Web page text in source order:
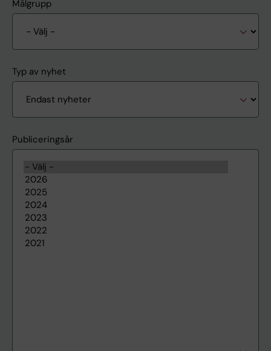
Målgrupp
Typ av nyhet
Publiceringsår